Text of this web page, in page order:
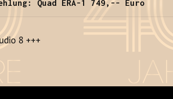
Quad ERA-1 749,-- Euro
8 +++